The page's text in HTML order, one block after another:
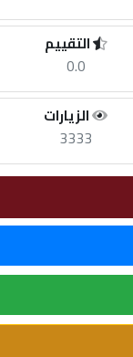
التقييم
0.0
الزيارات
3333